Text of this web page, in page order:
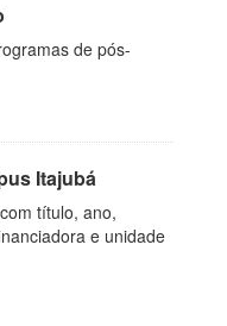
de pós-
Itajubá
título, ano,
e unidade